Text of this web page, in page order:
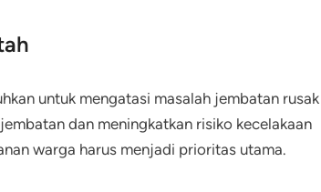
untuk mengatasi masalah jembatan rusak
dan meningkatkan risiko kecelakaan
warga harus menjadi prioritas utama.